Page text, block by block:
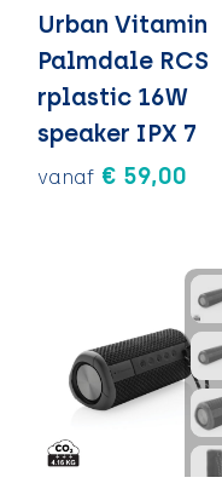
Urban Vitamin
Palmdale RCS
rplastic 16W
speaker IPX 7
vanaf € 59,00